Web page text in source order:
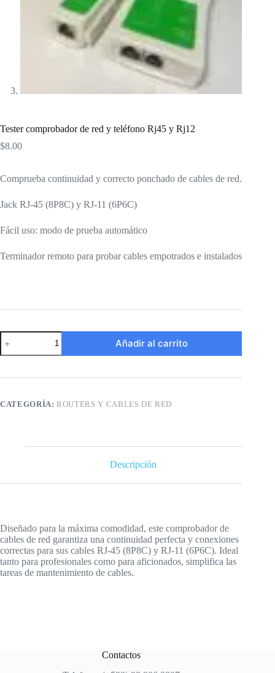
Tester comprobador de red y teléfono Rj45 y Rj12
$8.00
Comprueba continuidad y correcto ponchado de cables de red.
Jack RJ-45 (8P8C) y RJ-11 (6P6C)
Fácil uso: modo de prueba automático
Terminador remoto para probar cables empotrados e instalados
Tester
comprobador
de
y
y
Añadir al carrito
CATEGORÍA:ROUTERS Y CABLES DE RED
Descripción
Diseñado para la máxima comodidad, este comprobador de
cables de red garantiza una continuidad perfecta y conexiones
correctas para sus cables RJ-45 (8P8C) y RJ-11 (6P6C). Ideal
tanto para profesionales como para aficionados, simplifica las
tareas de mantenimiento de cables.
Contactos